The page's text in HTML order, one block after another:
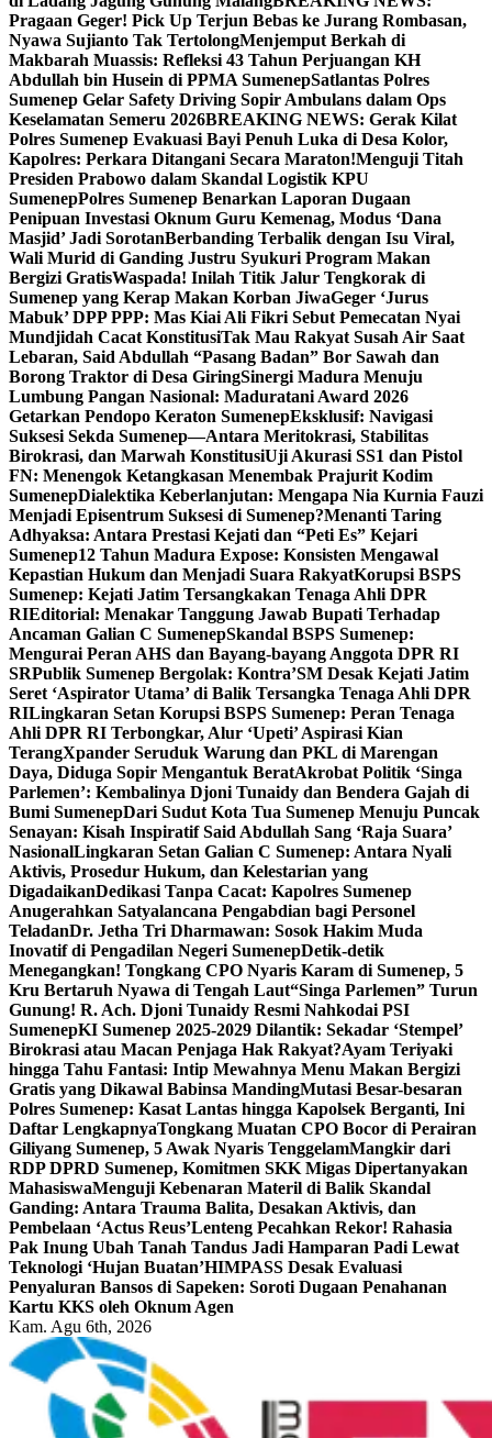
Pragaan Geger! Pick Up Terjun Bebas ke Jurang Rombasan,
Nyawa Sujianto Tak TertolongMenjemput Berkah di
Makbarah Muassis: Refleksi 43 Tahun Perjuangan KH
Abdullah bin Husein di PPMA SumenepSatlantas Polres
Sumenep Gelar Safety Driving Sopir Ambulans dalam Ops
Keselamatan Semeru 2026BREAKING NEWS: Gerak Kilat
Polres Sumenep Evakuasi Bayi Penuh Luka di Desa Kolor,
Kapolres: Perkara Ditangani Secara Maraton!Menguji Titah
Presiden Prabowo dalam Skandal Logistik KPU
SumenepPolres Sumenep Benarkan Laporan Dugaan
Penipuan Investasi Oknum Guru Kemenag, Modus ‘Dana
Masjid’ Jadi SorotanBerbanding Terbalik dengan Isu Viral,
Wali Murid di Ganding Justru Syukuri Program Makan
Bergizi GratisWaspada! Inilah Titik Jalur Tengkorak di
Sumenep yang Kerap Makan Korban JiwaGeger ‘Jurus
Mabuk’ DPP PPP: Mas Kiai Ali Fikri Sebut Pemecatan Nyai
Mundjidah Cacat KonstitusiTak Mau Rakyat Susah Air Saat
Lebaran, Said Abdullah “Pasang Badan” Bor Sawah dan
Borong Traktor di Desa GiringSinergi Madura Menuju
Lumbung Pangan Nasional: Maduratani Award 2026
Getarkan Pendopo Keraton SumenepEksklusif: Navigasi
Suksesi Sekda Sumenep—Antara Meritokrasi, Stabilitas
Birokrasi, dan Marwah KonstitusiUji Akurasi SS1 dan Pistol
FN: Menengok Ketangkasan Menembak Prajurit Kodim
SumenepDialektika Keberlanjutan: Mengapa Nia Kurnia Fauzi
Menjadi Episentrum Suksesi di Sumenep?Menanti Taring
Adhyaksa: Antara Prestasi Kejati dan “Peti Es” Kejari
Sumenep12 Tahun Madura Expose: Konsisten Mengawal
Kepastian Hukum dan Menjadi Suara RakyatKorupsi BSPS
Sumenep: Kejati Jatim Tersangkakan Tenaga Ahli DPR
RIEditorial: Menakar Tanggung Jawab Bupati Terhadap
Ancaman Galian C SumenepSkandal BSPS Sumenep:
Mengurai Peran AHS dan Bayang-bayang Anggota DPR RI
SRPublik Sumenep Bergolak: Kontra’SM Desak Kejati Jatim
Seret ‘Aspirator Utama’ di Balik Tersangka Tenaga Ahli DPR
RILingkaran Setan Korupsi BSPS Sumenep: Peran Tenaga
Ahli DPR RI Terbongkar, Alur ‘Upeti’ Aspirasi Kian
TerangXpander Seruduk Warung dan PKL di Marengan
Daya, Diduga Sopir Mengantuk BeratAkrobat Politik ‘Singa
Parlemen’: Kembalinya Djoni Tunaidy dan Bendera Gajah di
Bumi SumenepDari Sudut Kota Tua Sumenep Menuju Puncak
Senayan: Kisah Inspiratif Said Abdullah Sang ‘Raja Suara’
NasionalLingkaran Setan Galian C Sumenep: Antara Nyali
Aktivis, Prosedur Hukum, dan Kelestarian yang
DigadaikanDedikasi Tanpa Cacat: Kapolres Sumenep
Anugerahkan Satyalancana Pengabdian bagi Personel
TeladanDr. Jetha Tri Dharmawan: Sosok Hakim Muda
Inovatif di Pengadilan Negeri SumenepDetik-detik
Menegangkan! Tongkang CPO Nyaris Karam di Sumenep, 5
Kru Bertaruh Nyawa di Tengah Laut“Singa Parlemen” Turun
Gunung! R. Ach. Djoni Tunaidy Resmi Nahkodai PSI
SumenepKI Sumenep 2025-2029 Dilantik: Sekadar ‘Stempel’
Birokrasi atau Macan Penjaga Hak Rakyat?Ayam Teriyaki
hingga Tahu Fantasi: Intip Mewahnya Menu Makan Bergizi
Gratis yang Dikawal Babinsa MandingMutasi Besar-besaran
Polres Sumenep: Kasat Lantas hingga Kapolsek Berganti, Ini
Daftar LengkapnyaTongkang Muatan CPO Bocor di Perairan
Giliyang Sumenep, 5 Awak Nyaris TenggelamMangkir dari
RDP DPRD Sumenep, Komitmen SKK Migas Dipertanyakan
MahasiswaMenguji Kebenaran Materil di Balik Skandal
Ganding: Antara Trauma Balita, Desakan Aktivis, dan
Pembelaan ‘Actus Reus’Lenteng Pecahkan Rekor! Rahasia
Pak Inung Ubah Tanah Tandus Jadi Hamparan Padi Lewat
Teknologi ‘Hujan Buatan’HIMPASS Desak Evaluasi
Penyaluran Bansos di Sapeken: Soroti Dugaan Penahanan
Kartu KKS oleh Oknum Agen
Kam. Agu 6th, 2026